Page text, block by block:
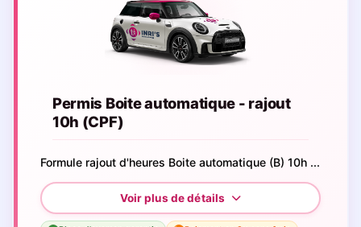
Permis Boite automatique - rajout
10h (CPF)
Formule rajout d'heures Boite automatique (B) 10h ...